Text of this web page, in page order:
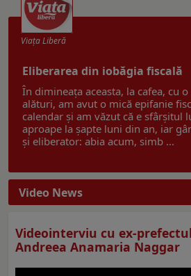
Viaţa Liberă
Eliberarea din iobăgia fiscală
În dimineața aceasta, la cafea, cu
alături, am avut o mică epifanie
calendar și am văzut că e sfârșitul
aproape la șapte luni din an, iar
și eliberator: abia acum, simb ...
Video News
Videointerviu cu ex-
Andreea Anamaria Naggar